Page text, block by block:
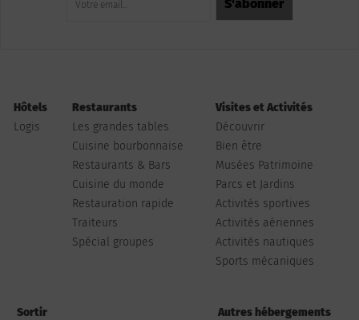
Hôtels
Logis
Restaurants
Les grandes tables
Cuisine bourbonnaise
Restaurants & Bars
Cuisine du monde
Restauration rapide
Traiteurs
Spécial groupes
Visites et Activités
Découvrir
Bien être
Musées Patrimoine
Parcs et Jardins
Activités sportives
Activités aériennes
Activités nautiques
Sports mécaniques
Sortir
Autres hébergements